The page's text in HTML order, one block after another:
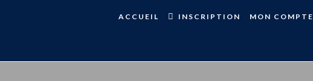
ACCUEIL INSCRIPTION MON COMPTE